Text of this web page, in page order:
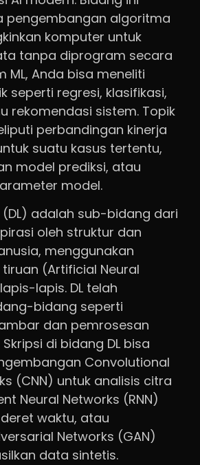
pengembangan algoritma
komputer untuk
tanpa diprogram secara
ML, Anda bisa meneliti
seperti regresi, klasifikasi,
rekomendasi sistem. Topik
perbandingan kinerja
suatu kasus tertentu,
model prediksi, atau
model.
(DL) adalah sub-bidang dari
oleh struktur dan
menggunakan
(Artificial Neural
lapis. DL telah
bidang seperti
dan pemrosesan
di bidang DL bisa
Convolutional
(CNN) untuk analisis citra
Neural Networks (RNN)
waktu, atau
Networks (GAN)
data sintetis.